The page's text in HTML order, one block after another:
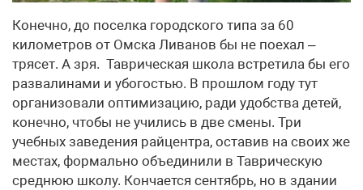
Конечно, до поселка городского типа за 60
километров от Омска Ливанов бы не поехал –
трясет. А зря. Таврическая школа встретила бы его
развалинами и убогостью. В прошлом году тут
организовали оптимизацию, ради удобства детей,
конечно, чтобы не учились в две смены. Три
учебных заведения райцентра, оставив на своих же
местах, формально объединили в Таврическую
среднюю школу. Кончается сентябрь, но в здании